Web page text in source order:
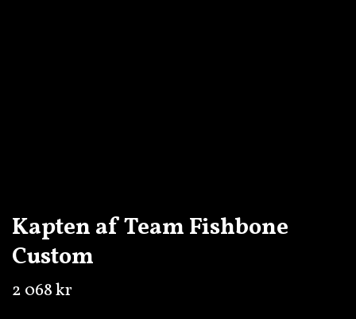
Kapten af Team Fishbone
Custom
2 068 kr